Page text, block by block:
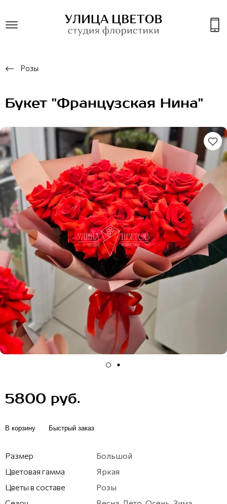
Розы
Букет "Французская Нина"
5800 руб.
В корзину Быстрый заказ
Размер
Большой
Цветовая гамма
Яркая
Цветы в составе
Розы